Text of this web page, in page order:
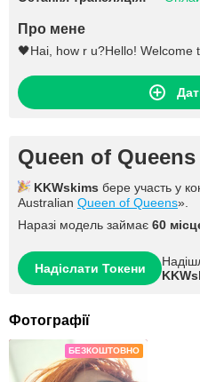
Про мене
🖤Hai, how r u?Hello! Welcome
Queen of Queens
KKWskims бере участь у
Australian Queen of Queens».
Наразі модель займає 60
Надіслати Токени
Фотографії
БЕЗКОШТОВНО